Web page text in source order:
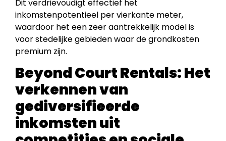
Dit verdrievoudigt effectief het
inkomstenpotentieel per vierkante meter,
waardoor het een zeer aantrekkelijk model is
voor stedelijke gebieden waar de grondkosten
premium zijn.
Beyond Court Rentals: Het
verkennen van
gediversifieerde
inkomsten uit